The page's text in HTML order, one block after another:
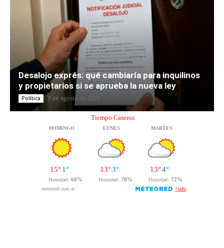
Desalojo exprés: qué cambiaría para inquilinos
y propietarios si se aprueba la nueva ley
Política 7 de agosto de 2026